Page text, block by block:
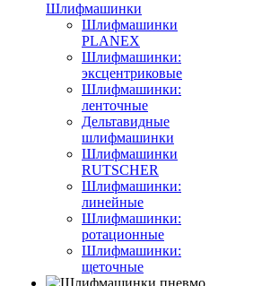
Шлифмашинки
Шлифмашинки
PLANEX
Шлифмашинки:
эксцентриковые
Шлифмашинки:
ленточные
Дельтавидные
шлифмашинки
Шлифмашинки
RUTSCHER
Шлифмашинки:
линейные
Шлифмашинки:
ротационные
Шлифмашинки:
щеточные